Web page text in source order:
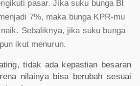
pasar. Jika suku bunga BI
7%, maka bunga KPR-mu
Sebaliknya, jika suku bunga
ikut menurun.
tidak ada kepastian besaran
nilainya bisa berubah sesuai